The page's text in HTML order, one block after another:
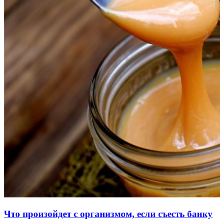
Что произойдет с организмом, если съесть банку